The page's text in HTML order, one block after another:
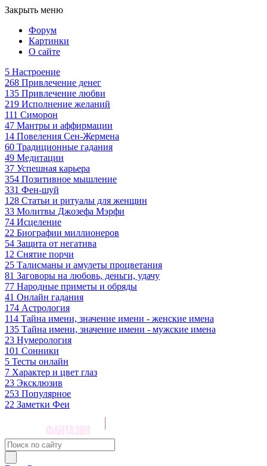
Закрыть меню
Форум
Картинки
О сайте
5 Настроение
268 Привлечение денег
135 Привлечение любви
219 Исполнение желаний
111 Симорон
47 Мантры и аффирмации
14 Повеления Сен-Жермена
60 Традиционные гадания
49 Медитации
37 Успешная карьера
354 Позитивное мышление
331 Фен-шуй
128 Статьи и ритуалы для женщин
33 Молитвы Джозефа Мэрфи
74 Исцеление
22 Биографии миллионеров
54 Защита от негатива
12 Снятие порчи
25 Талисманы и амулеты процветания
81 Заговоры на любовь, деньги, удачу
77 Народные приметы и обряды
41 Онлайн гадания
174 Астрология
114 Тайна имени, значение имени - женские имена
135 Тайна имени, значение имени - мужские имена
23 Нумерология
101 Сонники
5 Тесты онлайн
7 Характер и цвет глаз
23 Эксклюзив
253 Популярное
22 Заметки Феи